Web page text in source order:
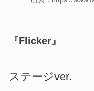
『Flicker』
ステージver.